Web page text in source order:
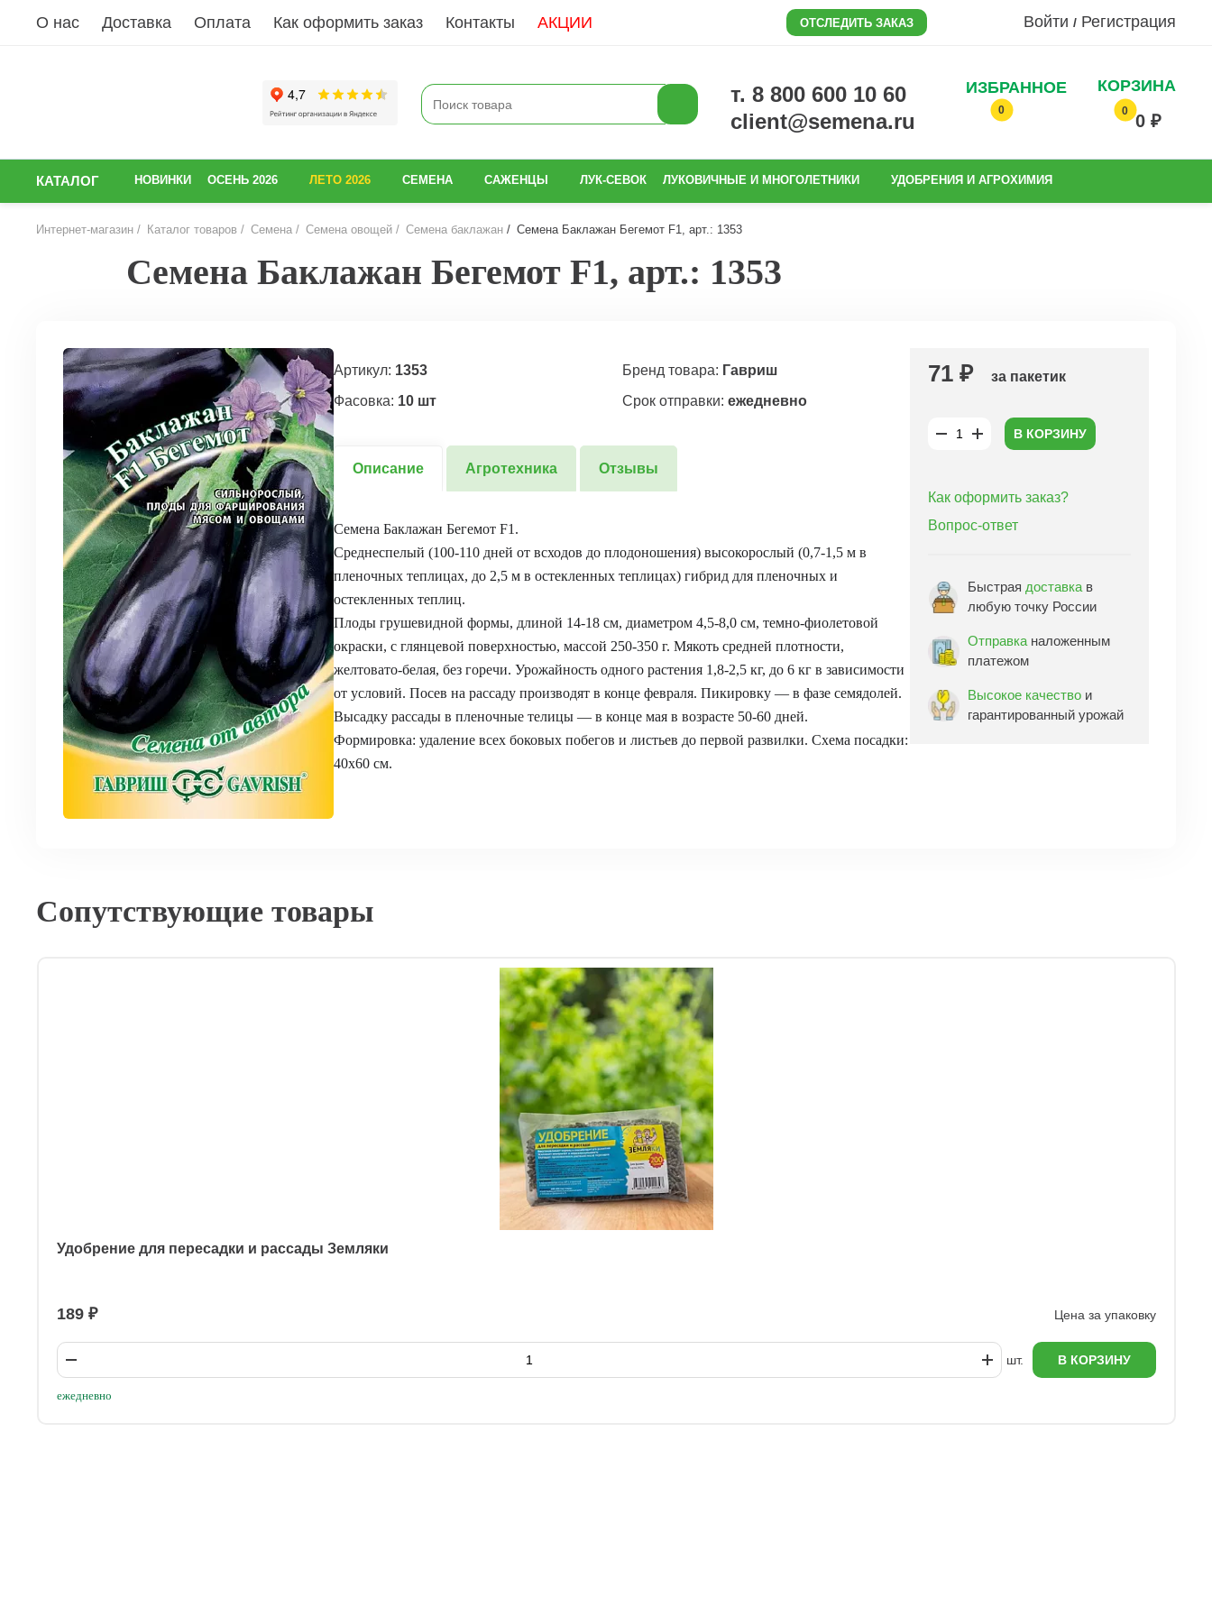
О нас Доставка Оплата Как оформить заказ Контакты АКЦИИ ОТСЛЕДИТЬ ЗАКАЗ Войти / Регистрация
т. 8 800 600 10 60
client@semena.ru
ИЗБРАННОЕ
0
КОРЗИНА
0
0 ₽
КАТАЛОГ НОВИНКИ ОСЕНЬ 2026 ЛЕТО 2026 СЕМЕНА САЖЕНЦЫ ЛУК-СЕВОК ЛУКОВИЧНЫЕ И МНОГОЛЕТНИКИ УДОБРЕНИЯ И АГРОХИМИЯ
Интернет-магазин Каталог товаров Семена Семена овощей Семена баклажан Семена Баклажан Бегемот F1, арт.: 1353
Семена Баклажан Бегемот F1, арт.: 1353
Артикул: 1353 Бренд товара: Гавриш
Фасовка: 10 шт Срок отправки: ежедневно
Описание Агротехника Отзывы
Семена Баклажан Бегемот F1.
Среднеспелый (100-110 дней от всходов до плодоношения) высокорослый (0,7-1,5 м в
пленочных теплицах, до 2,5 м в остекленных теплицах) гибрид для пленочных и
остекленных теплиц.
Плоды грушевидной формы, длиной 14-18 см, диаметром 4,5-8,0 см, темно-фиолетовой
окраски, с глянцевой поверхностью, массой 250-350 г. Мякоть средней плотности,
желтовато-белая, без горечи. Урожайность одного растения 1,8-2,5 кг, до 6 кг в зависимости
от условий. Посев на рассаду производят в конце февраля. Пикировку — в фазе семядолей.
Высадку рассады в пленочные телицы — в конце мая в возрасте 50-60 дней.
Формировка: удаление всех боковых побегов и листьев до первой развилки. Схема посадки:
40х60 см.
71 ₽ за пакетик
В КОРЗИНУ
Как оформить заказ?
Вопрос-ответ
Быстрая доставка в
любую точку России
Отправка наложенным
платежом
Высокое качество и
гарантированный урожай
Сопутствующие товары
Удобрение для пересадки и рассады Земляки
189 ₽ Цена за упаковку
шт. В КОРЗИНУ
ежедневно